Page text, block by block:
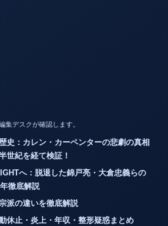
集デスクが確認します。
史：カレン・カーペンターの悲劇の真相
世紀を経て検証！
へ：脱退した錦戸亮・大倉忠義らの
徹底解説
派の違いを徹底解説
休止・炎上・年収・整形疑惑まとめ